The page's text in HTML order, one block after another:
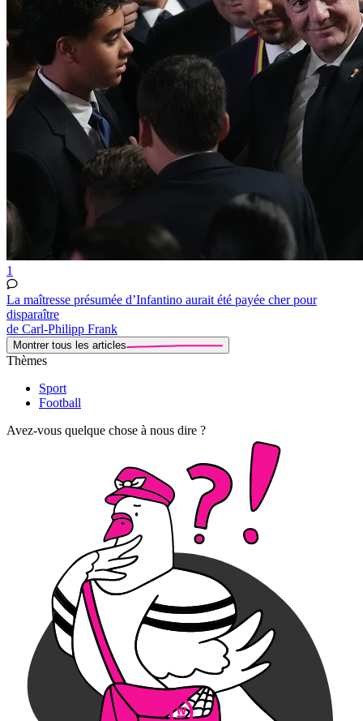
1
La maîtresse présumée d’Infantino aurait été payée cher pour
disparaître
de Carl-Philipp Frank
Montrer tous les articles
Thèmes
Sport
Football
Avez-vous quelque chose à nous dire ?